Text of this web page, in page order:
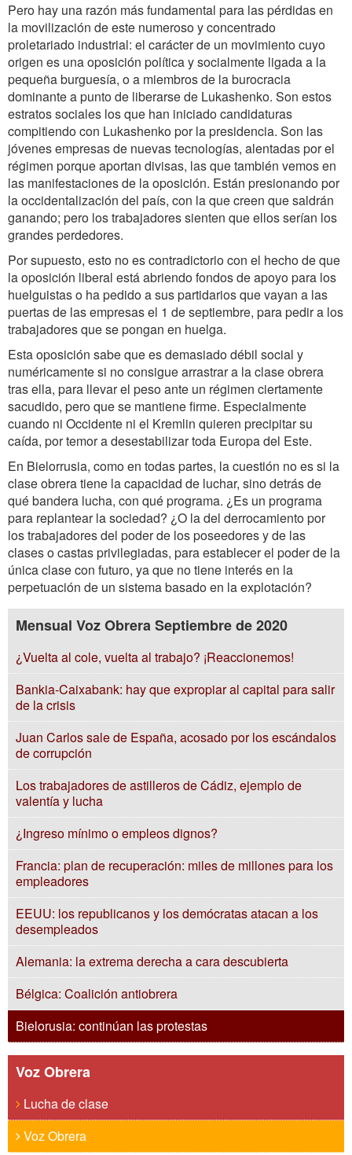
Pero hay una razón más fundamental para las pérdidas en
la movilización de este numeroso y concentrado
proletariado industrial: el carácter de un movimiento cuyo
origen es una oposición política y socialmente ligada a la
pequeña burguesía, o a miembros de la burocracia
dominante a punto de liberarse de Lukashenko. Son estos
estratos sociales los que han iniciado candidaturas
compitiendo con Lukashenko por la presidencia. Son las
jóvenes empresas de nuevas tecnologías, alentadas por el
régimen porque aportan divisas, las que también vemos en
las manifestaciones de la oposición. Están presionando por
la occidentalización del país, con la que creen que saldrán
ganando; pero los trabajadores sienten que ellos serían los
grandes perdedores.
Por supuesto, esto no es contradictorio con el hecho de que
la oposición liberal está abriendo fondos de apoyo para los
huelguistas o ha pedido a sus partidarios que vayan a las
puertas de las empresas el 1 de septiembre, para pedir a los
trabajadores que se pongan en huelga.
Esta oposición sabe que es demasiado débil social y
numéricamente si no consigue arrastrar a la clase obrera
tras ella, para llevar el peso ante un régimen ciertamente
sacudido, pero que se mantiene firme. Especialmente
cuando ni Occidente ni el Kremlin quieren precipitar su
caída, por temor a desestabilizar toda Europa del Este.
En Bielorrusia, como en todas partes, la cuestión no es si la
clase obrera tiene la capacidad de luchar, sino detrás de
qué bandera lucha, con qué programa. ¿Es un programa
para replantear la sociedad? ¿O la del derrocamiento por
los trabajadores del poder de los poseedores y de las
clases o castas privilegiadas, para establecer el poder de la
única clase con futuro, ya que no tiene interés en la
perpetuación de un sistema basado en la explotación?
Mensual Voz Obrera Septiembre de 2020
¿Vuelta al cole, vuelta al trabajo? ¡Reaccionemos!
Bankia-Caixabank: hay que expropiar al capital para salir
de la crisis
Juan Carlos sale de España, acosado por los escándalos
de corrupción
Los trabajadores de astilleros de Cádiz, ejemplo de
valentía y lucha
¿Ingreso mínimo o empleos dignos?
Francia: plan de recuperación: miles de millones para los
empleadores
EEUU: los republicanos y los demócratas atacan a los
desempleados
Alemania: la extrema derecha a cara descubierta
Bélgica: Coalición antiobrera
Bielorusia: continúan las protestas
Voz Obrera
Lucha de clase
Voz Obrera